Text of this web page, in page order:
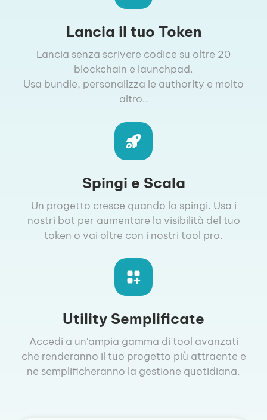
Lancia il tuo Token
Lancia senza scrivere codice su oltre 20
blockchain e launchpad.
Usa bundle, personalizza le authority e molto
altro..
Spingi e Scala
Un progetto cresce quando lo spingi. Usa i
nostri bot per aumentare la visibilità del tuo
token o vai oltre con i nostri tool pro.
Utility Semplificate
Accedi a un'ampia gamma di tool avanzati
che renderanno il tuo progetto più attraente e
ne semplificheranno la gestione quotidiana.